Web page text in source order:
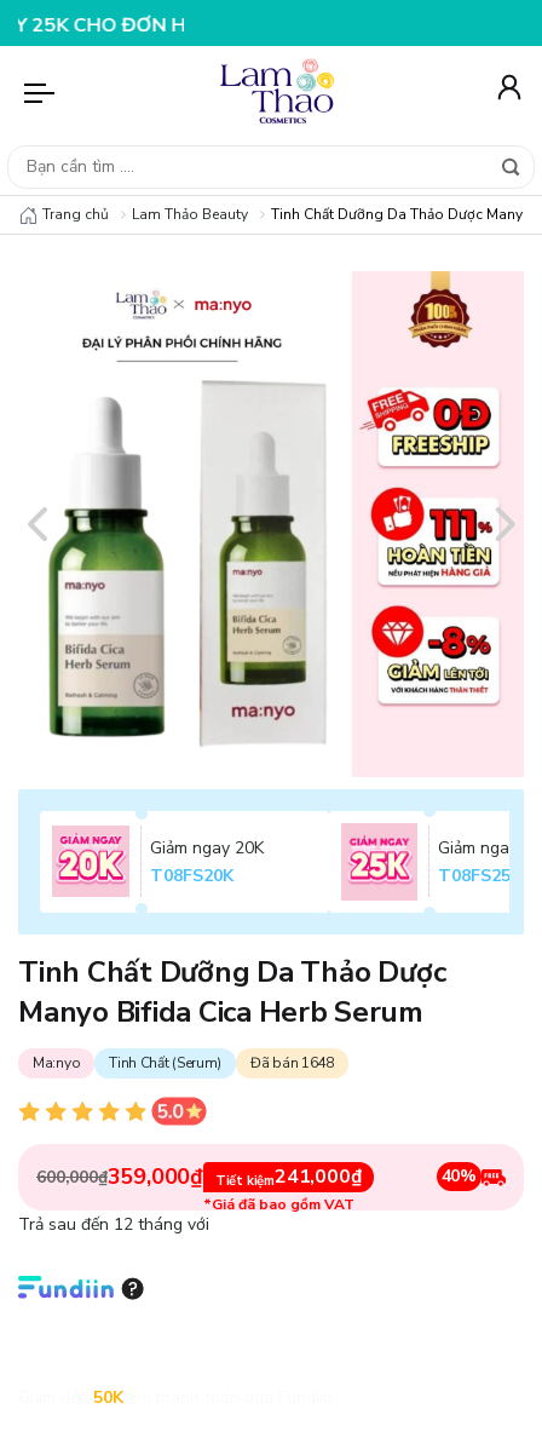
ĐƠN HÀNG 199K NHẬP MÃ T08FS25K - GIẢM NGAY
Trang chủ Lam Thảo Beauty Tinh Chất Dưỡng Da Thảo Dược Manyo
Giảm ngay 20K
T08FS20K
Giảm ngay
T08FS25K
Tinh Chất Dưỡng Da Thảo Dược
Manyo Bifida Cica Herb Serum
Ma:nyo Tinh Chất (Serum) Đã bán 1648
600,000₫359,000₫ Tiết kiệm241,000₫
*Giá đã bao gồm VAT
40%
Trả sau đến 12 tháng với
50K